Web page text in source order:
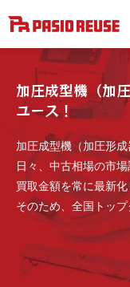
加圧成型機（加
ユース！
加圧成型機（加圧形
日々、中古相場の市場
買取金額を常に最新化
そのため、全国トッ